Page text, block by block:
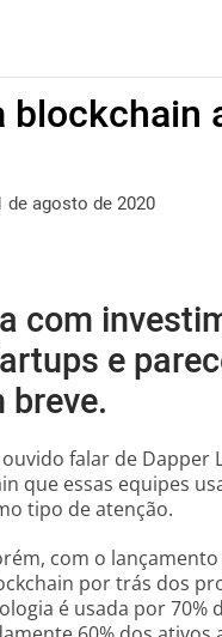
blockchain
de agosto de 2020
com
e
breve.
falar de Dapper
que essas equipes
tipo de atenção.
com o
por trás dos
é usada por 70%